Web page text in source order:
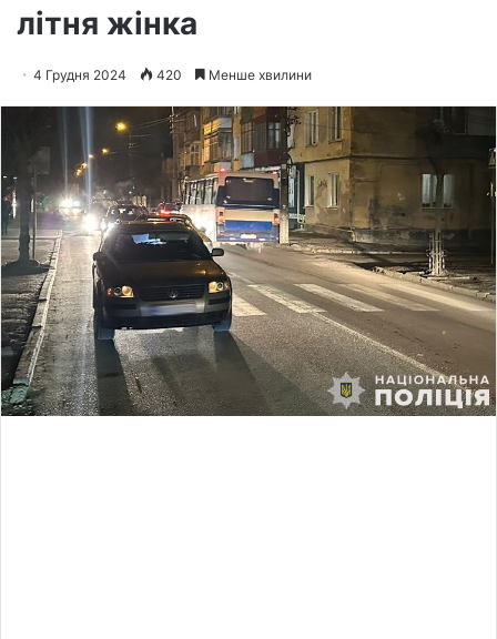
літня жінка
4 Грудня 2024 420 Менше хвилини